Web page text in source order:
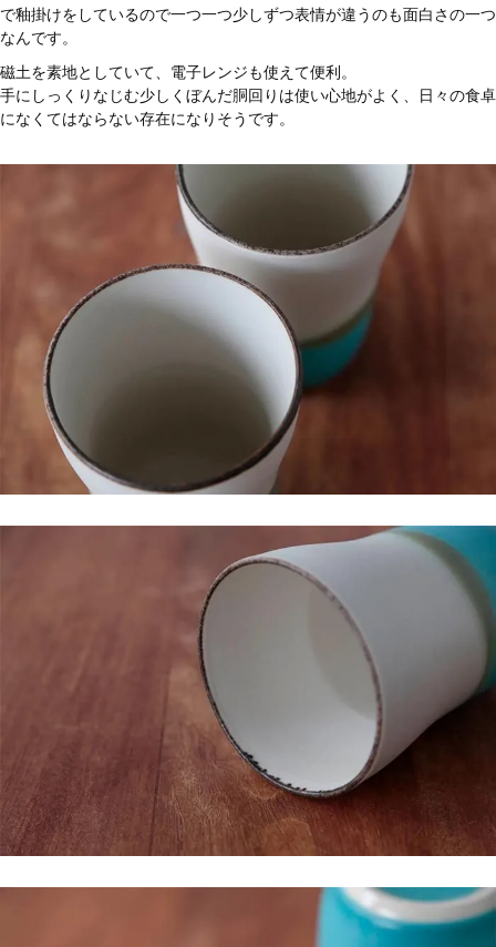
で釉掛けをしているので一つ一つ少しずつ表情が違うのも面白さの一つ
なんです。
磁土を素地としていて、電子レンジも使えて便利。
手にしっくりなじむ少しくぼんだ胴回りは使い心地がよく、日々の食卓
になくてはならない存在になりそうです。